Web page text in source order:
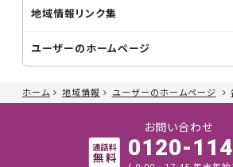
ホーム 地域情報 ユーザーのホームページ
地域情報リンク集
ユーザーのホームページ
お問い合わせ
0120-